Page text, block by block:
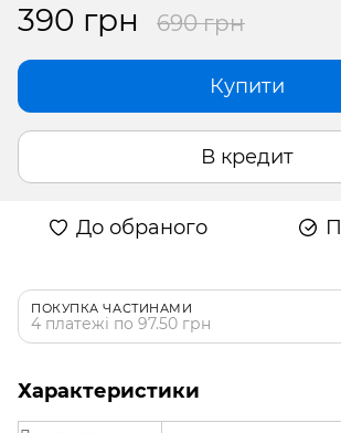
390 грн 690 грн
Купити
В кредит
До обраного
ПОКУПКА ЧАСТИНАМИ
4 платежі по 97.50 грн
Характеристики